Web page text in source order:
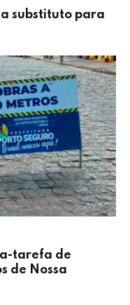
substituto para
tarefa de
de Nossa